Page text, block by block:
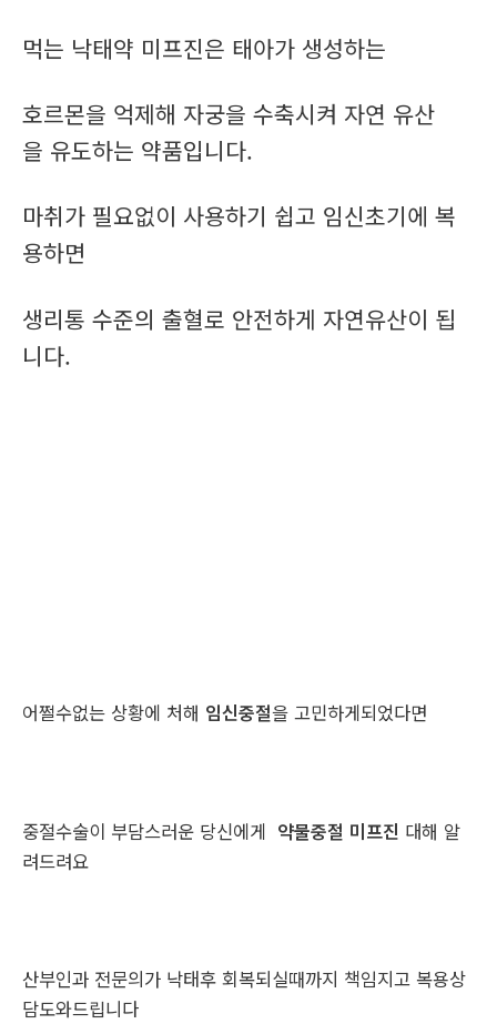
먹는 낙태약 미프진은 태아가 생성하는
호르몬을 억제해 자궁을 수축시켜 자연 유산
을 유도하는 약품입니다.
마취가 필요없이 사용하기 쉽고 임신초기에 복
용하면
생리통 수준의 출혈로 안전하게 자연유산이 됩
니다.
어쩔수없는 상황에 처해 임신중절을 고민하게되었다면
중절수술이 부담스러운 당신에게 약물중절 미프진 대해 알
려드려요
산부인과 전문의가 낙태후 회복되실때까지 책임지고 복용상
담도와드립니다